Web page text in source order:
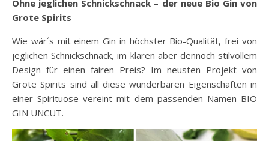
Ohne jeglichen Schnickschnack – der neue Bio Gin von
Grote Spirits
Wie wär´s mit einem Gin in höchster Bio-Qualität, frei von
jeglichen Schnickschnack, im klaren aber dennoch stilvollem
Design für einen fairen Preis? Im neusten Projekt von
Grote Spirits sind all diese wunderbaren Eigenschaften in
einer Spirituose vereint mit dem passenden Namen BIO
GIN UNCUT.